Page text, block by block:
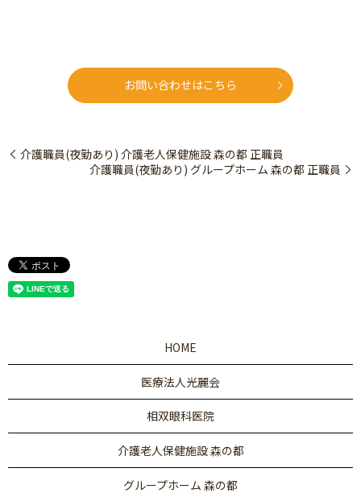
お問い合わせはこちら
介護職員(夜勤あり) 介護老人保健施設 森の都 正職員
介護職員(夜勤あり) グループホーム 森の都 正職員
HOME
医療法人光麗会
相双眼科医院
介護老人保健施設 森の都
グループホーム 森の都